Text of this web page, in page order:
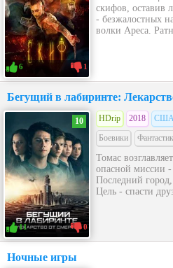
6 1
скифов, оставив
- безжалостных
волки Ареса.
Бегущий в лабиринте:
10
11 0
HDrip 2018
США
Боевики
Томас
опасной миссии
Последний
Цель - спасти
Ночные игры